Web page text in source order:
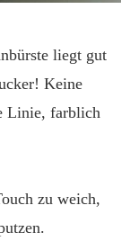
liegt gut
Keine
Linie, farblich
zu weich,